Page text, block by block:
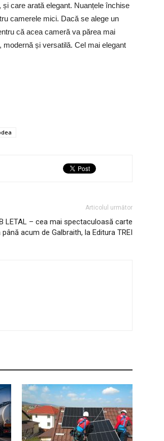
care arată elegant. Nuanțele închise
camerele mici. Dacă se alege un
că acea cameră va părea mai
și versatilă. Cel mai elegant
Articolul următor
LETAL – cea mai spectaculoasă carte
acum de Galbraith, la Editura TREI